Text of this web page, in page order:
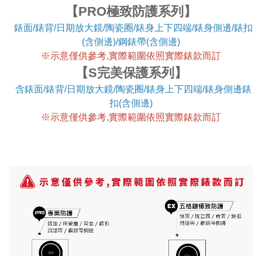
【PRO極致防護系列】
錶面/錶背/日期放大鏡/陶瓷圈/錶身上下四端/錶身側邊/錶扣
(含側邊)/鋼錶帶(含側邊)
※示意僅供參考,實際範圍依照實際錶款而訂
【S完美保護系列】
含錶面/錶背/日期放大鏡/陶瓷圈/錶身上下四端/錶身側邊錶
扣(含側邊)
※示意僅供參考,實際範圍依照實際錶款而訂